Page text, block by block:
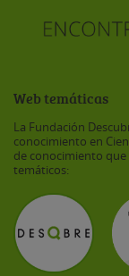
Web temáticas
La Fundación
conocimiento en
de conocimiento
temáticos: